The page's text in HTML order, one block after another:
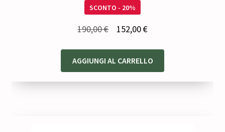
SCONTO - 20%
190,00€
originale
era:
152,00€Il
attuale
è:
AGGIUNGI AL CARRELLO